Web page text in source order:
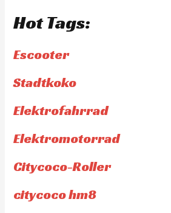
Hot Tags:
Escooter
Stadtkoko
Elektrofahrrad
Elektromotorrad
Citycoco-Roller
citycoco hm8